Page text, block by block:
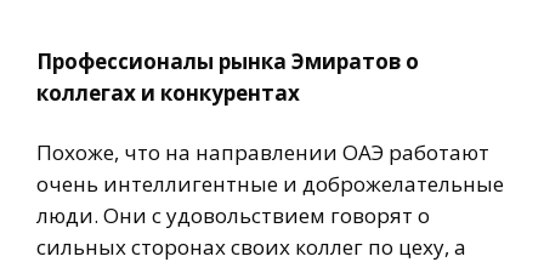
Профессионалы рынка Эмиратов о
коллегах и конкурентах
Похоже, что на направлении ОАЭ работают
очень интеллигентные и доброжелательные
люди. Они с удовольствием говорят о
сильных сторонах своих коллег по цеху, а